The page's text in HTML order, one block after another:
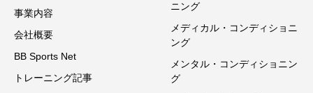
事業内容
会社概要
BB Sports Net
トレーニング記事
ニング
メディカル・コンディショニ
ング
メンタル・コンディショニン
グ